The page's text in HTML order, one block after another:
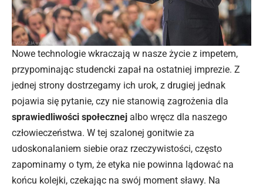
Nowe technologie wkraczają w nasze życie z impetem,
przypominając studencki zapał na ostatniej imprezie. Z
jednej strony dostrzegamy ich urok, z drugiej jednak
pojawia się pytanie, czy nie stanowią zagrożenia dla
sprawiedliwości społecznej albo wręcz dla naszego
człowieczeństwa. W tej szalonej gonitwie za
udoskonalaniem siebie oraz rzeczywistości, często
zapominamy o tym, że etyka nie powinna lądować na
końcu kolejki, czekając na swój moment sławy. Na